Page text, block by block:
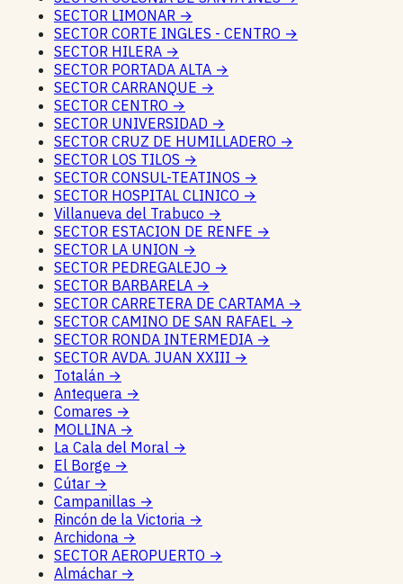
SECTOR LIMONAR →
SECTOR CORTE INGLES - CENTRO →
SECTOR HILERA →
SECTOR PORTADA ALTA →
SECTOR CARRANQUE →
SECTOR CENTRO →
SECTOR UNIVERSIDAD →
SECTOR CRUZ DE HUMILLADERO →
SECTOR LOS TILOS →
SECTOR CONSUL-TEATINOS →
SECTOR HOSPITAL CLINICO →
Villanueva del Trabuco →
SECTOR ESTACION DE RENFE →
SECTOR LA UNION →
SECTOR PEDREGALEJO →
SECTOR BARBARELA →
SECTOR CARRETERA DE CARTAMA →
SECTOR CAMINO DE SAN RAFAEL →
SECTOR RONDA INTERMEDIA →
SECTOR AVDA. JUAN XXIII →
Totalán →
Antequera →
Comares →
MOLLINA →
La Cala del Moral →
El Borge →
Cútar →
Campanillas →
Rincón de la Victoria →
Archidona →
SECTOR AEROPUERTO →
Almáchar →